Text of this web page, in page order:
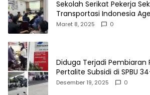
Sekolah Serikat Pekerja
Transportasi Indonesia
Bersama
Maret 8, 2025 0
Diduga Terjadi Pembiaran
Pertalite Subsidi di SPBU
Jati, Penimbun Bebas
Desember 19, 2025 0